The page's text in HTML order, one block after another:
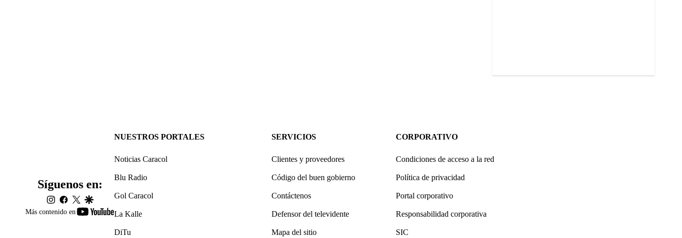
Más contenido en
youtube-
Síguenos en:
instagram
facebook
twittergoogle
NUESTROS PORTALES
Noticias Caracol
Blu Radio
Gol Caracol
La Kalle
DiTu
SERVICIOS
Clientes y proveedores
Código del buen gobierno
Contáctenos
Defensor del televidente
Mapa del sitio
CORPORATIVO
Condiciones de acceso a la red
Política de privacidad
Portal corporativo
Responsabilidad corporativa
SIC